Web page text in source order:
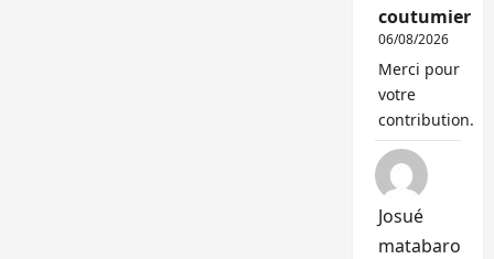
coutumier
06/08/2026
Merci pour
votre
contribution.
Josué
matabaro